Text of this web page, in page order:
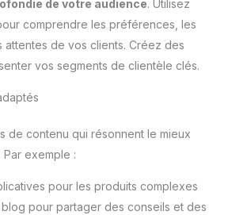
de votre audience. Utilisez
comprendre les préférences, les
attentes de vos clients. Créez des
vos segments de clientèle clés.
de contenu qui résonnent le mieux
exemple :
pour les produits complexes
blog pour partager des conseils et des